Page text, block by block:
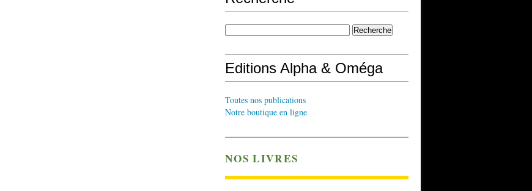
Editions Alpha & Oméga
Toutes nos publications
Notre boutique en ligne
NOS LIVRES